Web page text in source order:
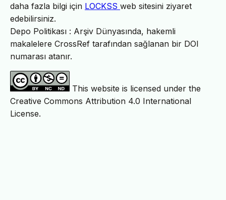
daha fazla bilgi için LOCKSS web sitesini ziyaret
edebilirsiniz.
Depo Politikası : Arşiv Dünyasında, hakemli
makalelere CrossRef tarafından sağlanan bir DOI
numarası atanır.
This website is licensed under the
Creative Commons Attribution 4.0 International
License.